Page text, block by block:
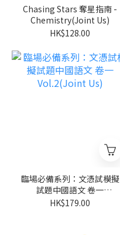
Chasing Stars 奪星指南 -
Chemistry(Joint Us)
HK$128.00
臨場必備系列：文憑試模擬
試題中國語文 卷一
Vol.2(Joint Us)
HK$179.00